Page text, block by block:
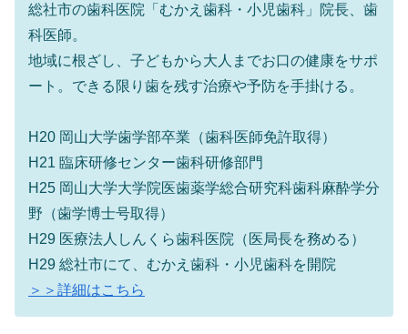
総社市の歯科医院「むかえ歯科・小児歯科」院長、歯
科医師。
地域に根ざし、子どもから大人までお口の健康をサポ
ート。できる限り歯を残す治療や予防を手掛ける。
H20 岡山大学歯学部卒業（歯科医師免許取得）
H21 臨床研修センター歯科研修部門
H25 岡山大学大学院医歯薬学総合研究科歯科麻酔学分
野（歯学博士号取得）
H29 医療法人しんくら歯科医院（医局長を務める）
H29 総社市にて、むかえ歯科・小児歯科を開院
＞＞詳細はこちら